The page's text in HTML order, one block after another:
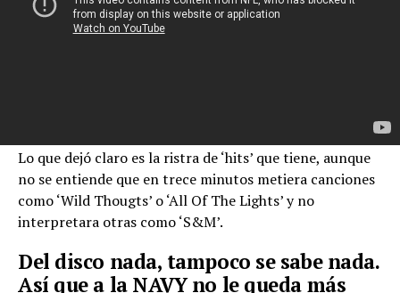
Lo que dejó claro es la ristra de ‘hits’ que tiene, aunque
no se entiende que en trece minutos metiera canciones
como ‘Wild Thougts’ o ‘All Of The Lights’ y no
interpretara otras como ‘S&M’.
Del disco nada, tampoco se sabe nada.
Así que a la NAVY no le queda más